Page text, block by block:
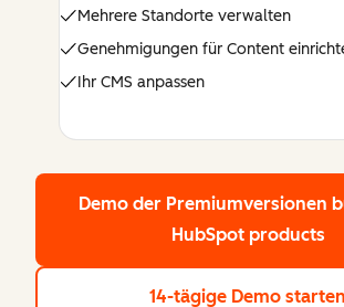
Mehrere Standorte verwalten
Genehmigungen für Content
Ihr CMS anpassen
Demo der Premiumversionen
HubSpot products
14-tägige Demo starten